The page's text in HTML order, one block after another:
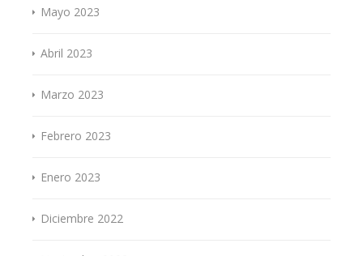
Mayo 2023
Abril 2023
Marzo 2023
Febrero 2023
Enero 2023
Diciembre 2022